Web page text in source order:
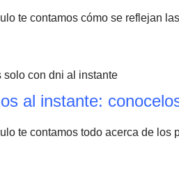
te contamos cómo se reflejan
al instante:
te contamos todo acerca de los